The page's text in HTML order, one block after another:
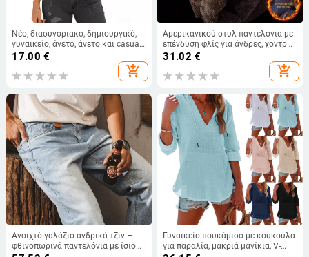
Νέο, διασυνοριακό, δημιουργικό,
γυναικείο, άνετο, άνετο και casual,
κοντομάνικο, φαρδύ, καλοκαιρινό,
με στρογγυλή λαιμόκοψη, σε
σχέδιο λιβελούλας του 2024, από
17.00 €
add_shopping_cart
Αμερικανικού στυλ παντελόνια με
επένδυση φλίς για άνδρες, χοντρή
μαλλί αρνιού για φθινοπωρινό-
χειμερινό, ίσιο και φαρδύ πόδια,
corduroy casual μακριά
31.02 €
add_shopping_cart
Ανοιχτό γαλάζιο ανδρικά τζιν –
φθινοπωρινά παντελόνια με ίσιο
Γυναικείο πουκάμισο με κουκούλα
για παραλία, μακριά μανίκια, V-